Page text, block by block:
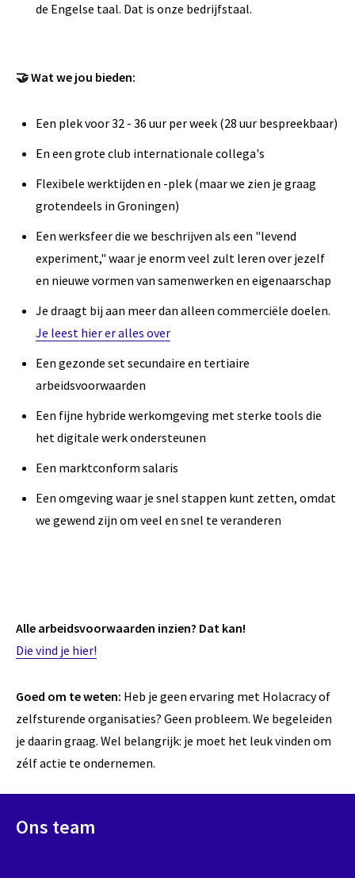
de Engelse taal. Dat is onze bedrijfstaal.
🤝 Wat we jou bieden:
Een plek voor 32 - 36 uur per week (28 uur bespreekbaar)
En een grote club internationale collega's
Flexibele werktijden en -plek (maar we zien je graag
grotendeels in Groningen)
Een werksfeer die we beschrijven als een "levend
experiment," waar je enorm veel zult leren over jezelf
en nieuwe vormen van samenwerken en eigenaarschap
Je draagt bij aan meer dan alleen commerciële doelen.
Je leest hier er alles over
Een gezonde set secundaire en tertiaire
arbeidsvoorwaarden
Een fijne hybride werkomgeving met sterke tools die
het digitale werk ondersteunen
Een marktconform salaris
Een omgeving waar je snel stappen kunt zetten, omdat
we gewend zijn om veel en snel te veranderen
Alle arbeidsvoorwaarden inzien? Dat kan!
Die vind je hier!
Goed om te weten: Heb je geen ervaring met Holacracy of
zelfsturende organisaties? Geen probleem. We begeleiden
je daarin graag. Wel belangrijk: je moet het leuk vinden om
zélf actie te ondernemen.
Ons team